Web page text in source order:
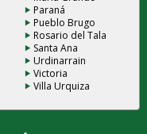
Paraná
Pueblo Brugo
Rosario del Tala
Santa Ana
Urdinarrain
Victoria
Villa Urquiza